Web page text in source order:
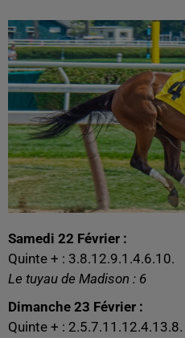
Samedi 22 Février :
Quinte + : 3.8.12.9.1.4.6.10.
Le tuyau de Madison : 6
Dimanche 23 Février :
Quinte + : 2.5.7.11.12.4.13.8.